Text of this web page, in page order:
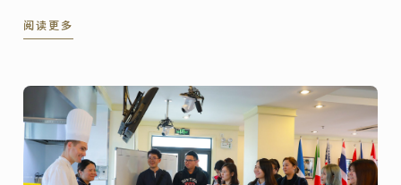
区、马来西亚、泰国、日本、韩国、 ...
阅读更多